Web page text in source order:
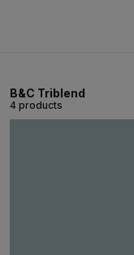
B&C Triblend
4 products